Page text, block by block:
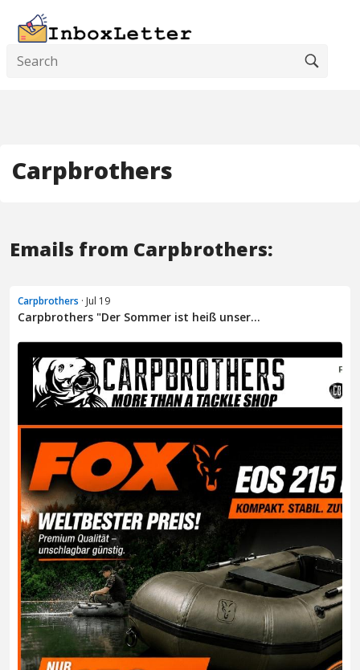
Carpbrothers
Emails from Carpbrothers:
Carpbrothers · Jul 19
Carpbrothers "Der Sommer ist heiß unser...